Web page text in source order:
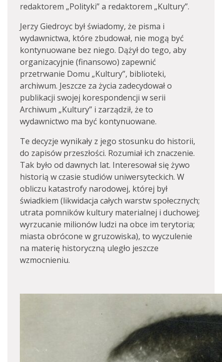
redaktorem „Polityki” a redaktorem „Kultury”.
Jerzy Giedroyc był świadomy, że pisma i
wydawnictwa, które zbudował, nie mogą być
kontynuowane bez niego. Dążył do tego, aby
organizacyjnie (finansowo) zapewnić
przetrwanie Domu „Kultury”, biblioteki,
archiwum. Jeszcze za życia zadecydował o
publikacji swojej korespondencji w serii
Archiwum „Kultury” i zarządził, że to
wydawnictwo ma być kontynuowane.
Te decyzje wynikały z jego stosunku do historii,
do zapisów przeszłości. Rozumiał ich znaczenie.
Tak było od dawnych lat. Interesował się żywo
historią w czasie studiów uniwersyteckich. W
obliczu katastrofy narodowej, której był
świadkiem (likwidacja całych warstw społecznych;
utrata pomników kultury materialnej i duchowej;
wyrzucanie milionów ludzi na obce im terytoria;
miasta obrócone w gruzowiska), to wyczulenie
na materię historyczną uległo jeszcze
wzmocnieniu.